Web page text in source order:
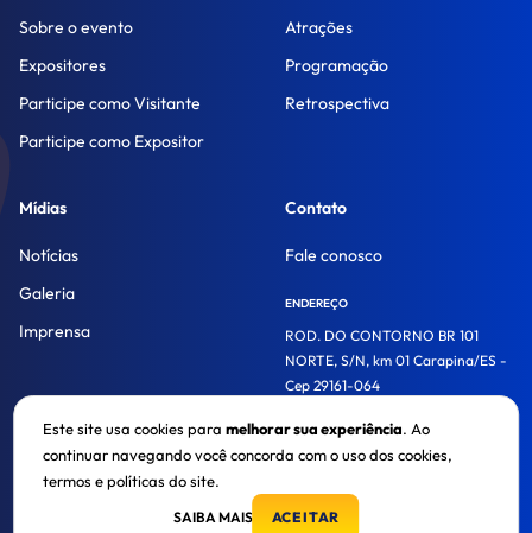
Sobre o evento
Expositores
Participe como Visitante
Participe como Expositor
Atrações
Programação
Retrospectiva
Mídias
Notícias
Galeria
Imprensa
Contato
Fale conosco
ENDEREÇO
ROD. DO CONTORNO BR 101
NORTE, S/N, km 01 Carapina/ES -
Cep 29161-064
© 2026. Acaps Trade Show. Todos os direitos reservados.
CRAFTED BY
Este site usa cookies paramelhorar sua experiência. Ao
continuar navegando você concorda com o uso dos cookies,
termos e políticas do site.
SAIBA MAIS ACEITAR